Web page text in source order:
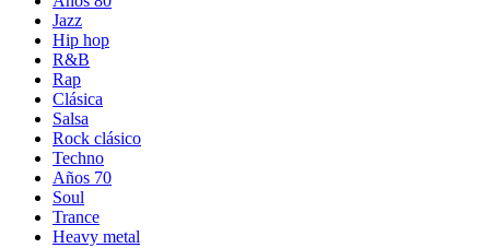
Jazz
Hip hop
R&B
Rap
Clásica
Salsa
Rock clásico
Techno
Años 70
Soul
Trance
Heavy metal